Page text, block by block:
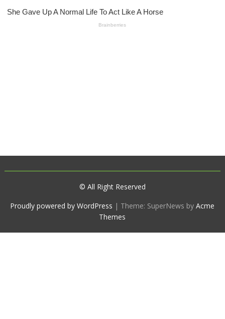
© All Right Reserved
Proudly powered by WordPress | Theme: SuperNews byAcme
Themes